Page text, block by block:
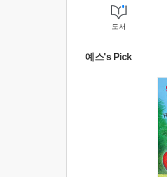
도서
예스's Pick